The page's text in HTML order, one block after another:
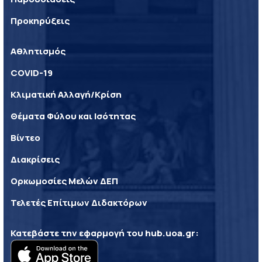
Προκηρύξεις
Αθλητισμός
COVID-19
Κλιματική Αλλαγή/Κρίση
Θέματα Φύλου και Ισότητας
Βίντεο
Διακρίσεις
Ορκωμοσίες Μελών ΔΕΠ
Τελετές Επίτιμων Διδακτόρων
Κατεβάστε την εφαρμογή του hub.uoa.gr: